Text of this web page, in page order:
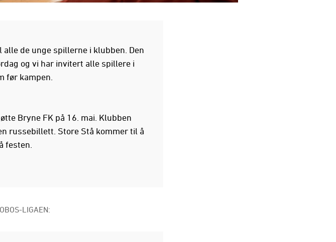
de unge spillerne i klubben. Den
og vi har invitert alle spillere i
før kampen.
Bryne FK på 16. mai. Klubben
russebillett. Store Stå kommer til å
festen.
LIGAEN: